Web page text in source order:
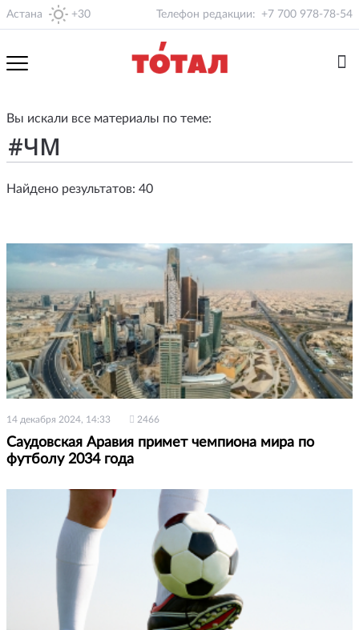
Астана +30 Телефон редакции: +7 700 978-78-54
Вы искали все материалы по теме:
Найдено результатов: 40
14 декабря 2024, 14:33 2466
Саудовская Аравия примет чемпиона мира по
футболу 2034 года